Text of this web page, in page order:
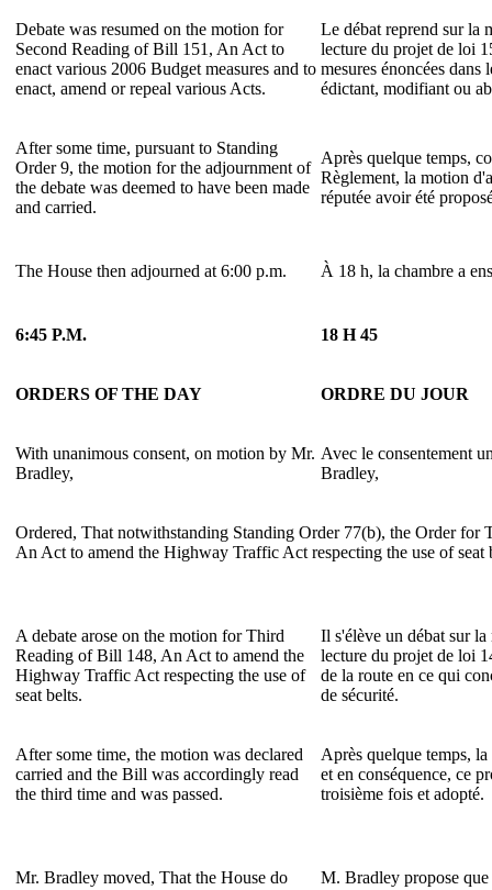
Debate was resumed on the motion for
Second Reading of Bill 151, An Act to
enact various 2006 Budget measures and to
enact, amend or repeal various Acts.
Le débat reprend sur la
lecture du projet de loi
mesures énoncées dans
édictant, modifiant ou
After some time, pursuant to Standing
Order 9, the motion for the adjournment of
the debate was deemed to have been made
and carried.
Après quelque temps,
Règlement, la motion
réputée avoir été
The House then adjourned at 6:00 p.m. À 18 h, la chambre a
6:45 P.M. 18 H 45
ORDERS OF THE DAY ORDRE DU JOUR
With unanimous consent, on motion by Mr.
Bradley,
Avec le consentement
Bradley,
Ordered, That notwithstanding Standing Order 77(b), the Order
An Act to amend the Highway Traffic Act respecting the use of seat
A debate arose on the motion for Third
Reading of Bill 148, An Act to amend the
Highway Traffic Act respecting the use of
seat belts.
Il s'élève un débat sur
lecture du projet de loi
de la route en ce qui
de sécurité.
After some time, the motion was declared
carried and the Bill was accordingly read
the third time and was passed.
Après quelque temps,
et en conséquence, ce
troisième fois et adopté.
Mr. Bradley moved, That the House do
M. Bradley propose